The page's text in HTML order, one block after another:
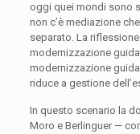
oggi quei mondi sono
non c’è mediazione
separato. La
modernizzazione
modernizzazione
riduce a gestione
In questo scenario la
Moro e Berlinguer —